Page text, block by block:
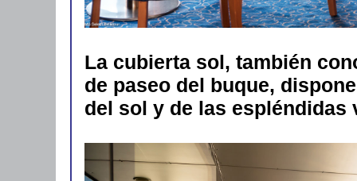
La cubierta sol, también
de paseo del buque,
del sol y de las espléndidas